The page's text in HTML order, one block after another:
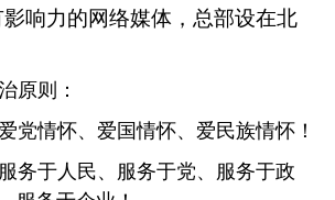
响力的网络媒体，总部设在北
原则：
党情怀、爱国情怀、爱民族情怀！
务于人民、服务于党、服务于政